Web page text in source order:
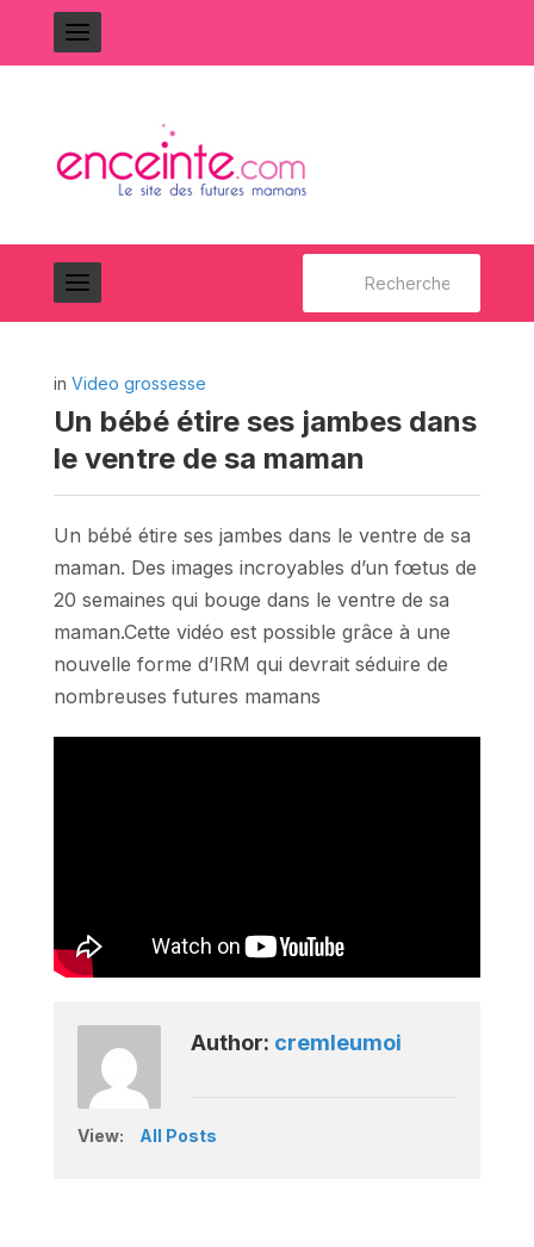
in Video grossesse
Un bébé étire ses jambes dans
le ventre de sa maman
Un bébé étire ses jambes dans le ventre de sa
maman. Des images incroyables d’un fœtus de
20 semaines qui bouge dans le ventre de sa
maman.Cette vidéo est possible grâce à une
nouvelle forme d’IRM qui devrait séduire de
nombreuses futures mamans
Author: cremleumoi
View: All Posts